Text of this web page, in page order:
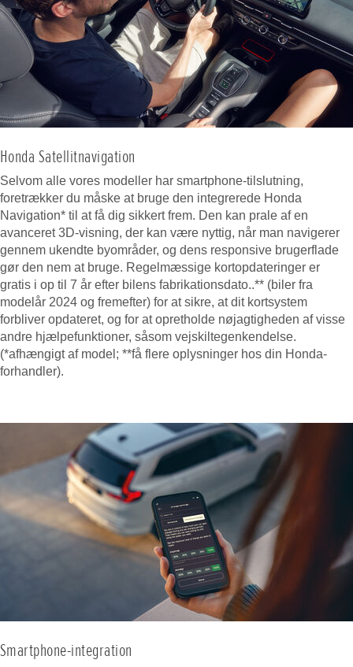
Honda Satellitnavigation
Selvom alle vores modeller har smartphone-tilslutning,
foretrækker du måske at bruge den integrerede Honda
Navigation* til at få dig sikkert frem. Den kan prale af en
avanceret 3D-visning, der kan være nyttig, når man navigerer
gennem ukendte byområder, og dens responsive brugerflade
gør den nem at bruge. Regelmæssige kortopdateringer er
gratis i op til 7 år efter bilens fabrikationsdato..** (biler fra
modelår 2024 og fremefter) for at sikre, at dit kortsystem
forbliver opdateret, og for at opretholde nøjagtigheden af visse
andre hjælpefunktioner, såsom vejskiltegenkendelse.
(*afhængigt af model; **få flere oplysninger hos din Honda-
forhandler).
Smartphone-integration